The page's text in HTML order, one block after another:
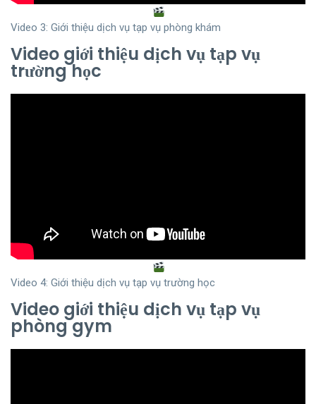
Video 3: Giới thiệu dịch vụ tạp vụ phòng khám
Video giới thiệu dịch vụ tạp vụ
trường học
Video 4: Giới thiệu dịch vụ tạp vụ trường học
Video giới thiệu dịch vụ tạp vụ
phòng gym